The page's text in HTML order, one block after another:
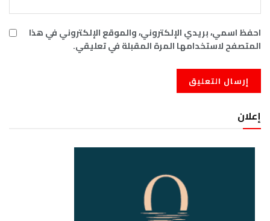
احفظ اسمي، بريدي الإلكتروني، والموقع الإلكتروني في هذا
المتصفح لاستخدامها المرة المقبلة في تعليقي.
إعلان